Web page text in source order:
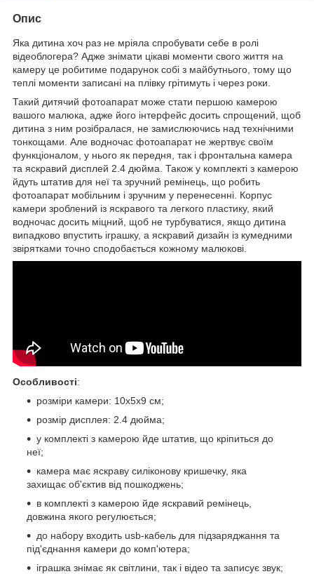
Опис
Яка дитина хоч раз не мріяла спробувати себе в ролі
відеоблогера? Адже знімати цікаві моменти свого життя на
камеру це робитиме подарунок собі з майбутнього, тому що
теплі моменти записані на плівку грітимуть і через роки.
Такий дитячий фотоапарат може стати першою камерою
вашого малюка, адже його інтерфейс досить спрощений, щоб
дитина з ним розібралася, не замислюючись над технічними
тонкощами. Але водночас фотоапарат не жертвує своїм
функціоналом, у нього як передня, так і фронтальна камера
та яскравий дисплей 2.4 дюйма. Також у комплекті з камерою
йдуть штатив для неї та зручний ремінець, що робить
фотоапарат мобільним і зручним у перенесенні. Корпус
камери зроблений із яскравого та легкого пластику, який
водночас досить міцний, щоб не турбуватися, якщо дитина
випадково впустить іграшку, а яскравий дизайн із кумедними
звірятками точно сподобається кожному малюкові.
Особливості:
розміри камери: 10х5х9 см;
розмір дисплея: 2.4 дюйма;
у комплекті з камерою йде штатив, що кріпиться до
неї;
камера має яскраву силіконову кришечку, яка
захищає об'єктив від пошкоджень;
в комплекті з камерою йде яскравий ремінець,
довжина якого регулюється;
до набору входить usb-кабель для підзаряджання та
під'єднання камери до комп'ютера;
іграшка знімає як світлини, так і відео та записує звук;